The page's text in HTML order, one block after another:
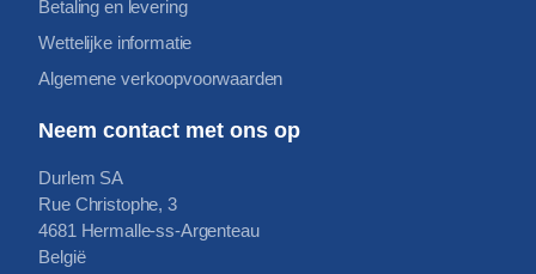
Betaling en levering
Wettelijke informatie
Algemene verkoopvoorwaarden
Neem contact met ons op
Durlem SA
Rue Christophe, 3
4681 Hermalle-ss-Argenteau
België